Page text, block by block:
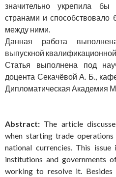
значительно укрепила
странами и способствовало
между ними.
Данная работа
выпускной
Статья выполнена под
доцента Секачёвой А. Б.,
Дипломатическая Академия
Abstract: The article
when starting trade
national currencies. This
institutions and governments
working to resolve it.